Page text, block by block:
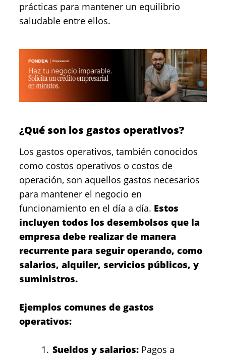
prácticas para mantener un equilibrio
saludable entre ellos.
¿Qué son los gastos operativos?
Los gastos operativos, también conocidos
como costos operativos o costos de
operación, son aquellos gastos necesarios
para mantener el negocio en
funcionamiento en el día a día. Estos
incluyen todos los desembolsos que la
empresa debe realizar de manera
recurrente para seguir operando, como
salarios, alquiler, servicios públicos, y
suministros.
Ejemplos comunes de gastos
operativos:
Sueldos y salarios: Pagos a